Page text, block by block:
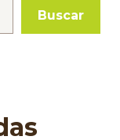
Buscar